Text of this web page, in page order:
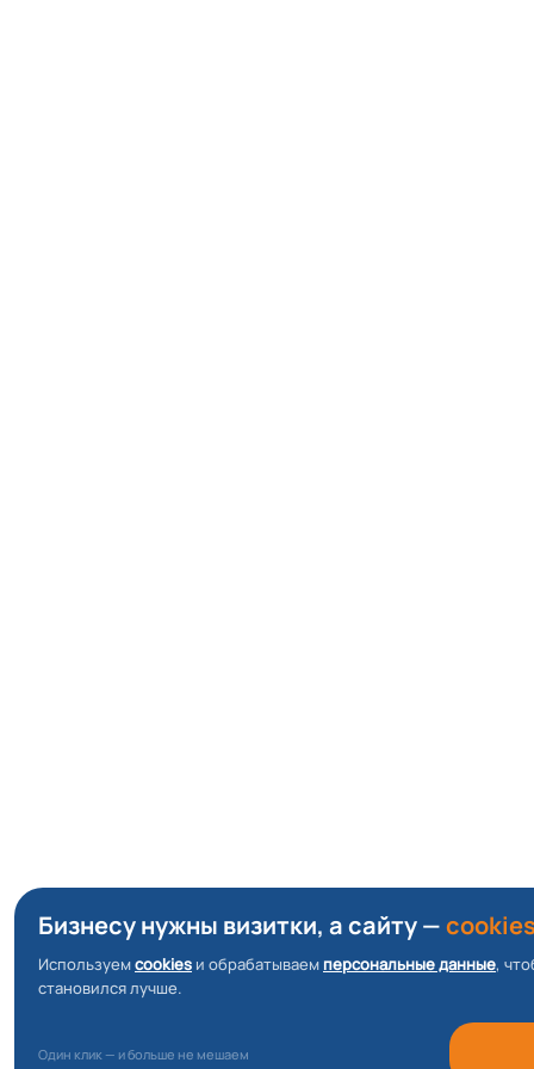
Бизнесу нужны визитки, а сайту —
Используемcookies и обрабатываем персональные данные,
становился лучше.
Один клик — и больше не мешаем